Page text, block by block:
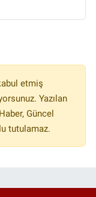
etmiş
Yazılan
Güncel
tutulamaz.